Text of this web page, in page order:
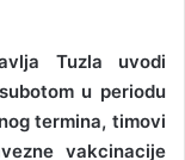
Tuzla uvodi
u periodu
termina, timovi
vakcinacije